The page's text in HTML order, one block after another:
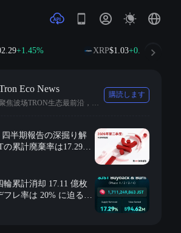
$1.03+0.37%
。
Eco News
聚焦波场TRON生态最前沿，发现价值，连接构建者与未来
購読します
四半期報告の深掘り解
の累計廃棄率は17.29%
多様なエコシステム収
動する
輪累計消却 17.11 億枚
フレ率は 20% に迫る、
DAO の収益がデフレの